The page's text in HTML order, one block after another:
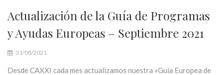
Actualización de la Guía de Programas
y Ayudas Europeas – Septiembre 2021
31/08/2021
Desde CAXXI cada mes actualizamos nuestra «Guía Europea de